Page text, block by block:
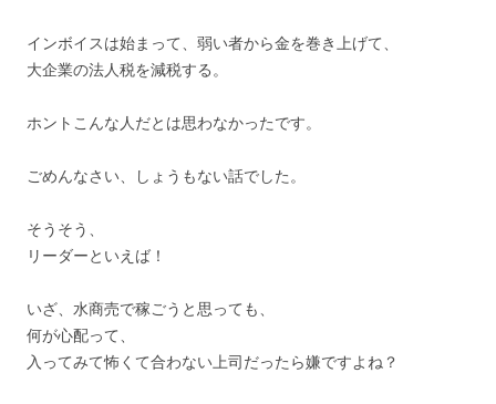
インボイスは始まって、弱い者から金を巻き上げて、
大企業の法人税を減税する。
ホントこんな人だとは思わなかったです。
ごめんなさい、しょうもない話でした。
そうそう、
リーダーといえば！
いざ、水商売で稼ごうと思っても、
何が心配って、
入ってみて怖くて合わない上司だったら嫌ですよね？